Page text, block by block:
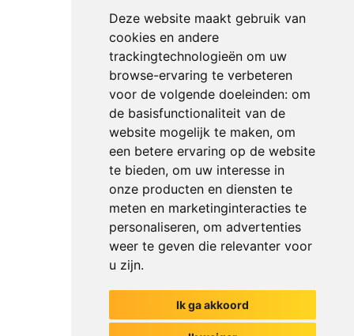
Deze website maakt gebruik van
cookies en andere
trackingtechnologieën om uw
browse-ervaring te verbeteren
voor de volgende doeleinden: om
de basisfunctionaliteit van de
website mogelijk te maken, om
een betere ervaring op de website
te bieden, om uw interesse in
onze producten en diensten te
meten en marketinginteracties te
personaliseren, om advertenties
weer te geven die relevanter voor
u zijn.
Ik ga akkoord
Het begin van jouw gesprek